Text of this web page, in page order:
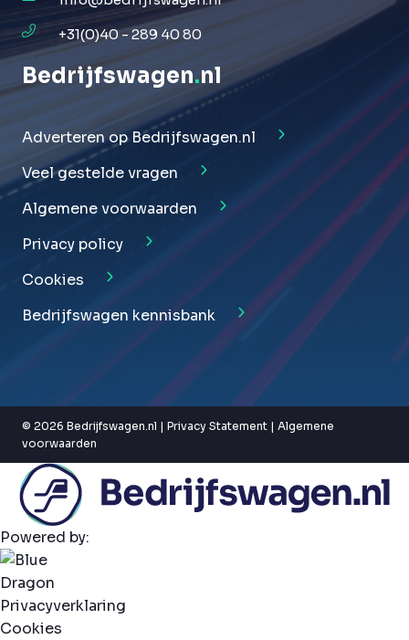
+31(0)40 - 289 40 80
Bedrijfswagen.nl
Adverteren op Bedrijfswagen.nl
Veel gestelde vragen
Algemene voorwaarden
Privacy policy
Cookies
Bedrijfswagen kennisbank
© 2026 Bedrijfswagen.nl | Privacy Statement | Algemene
voorwaarden
Powered by:
Privacyverklaring
Cookies